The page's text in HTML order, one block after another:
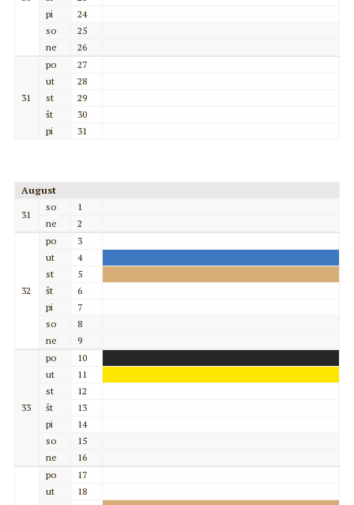
pi
24
so
25
ne
26
31
po
27
ut
28
st
29
št
30
pi
31
August
31
so
1
ne
2
32
po
3
ut
4
st
5
št
6
pi
7
so
8
ne
9
33
po
10
ut
11
st
12
št
13
pi
14
so
15
ne
16
po
17
ut
18